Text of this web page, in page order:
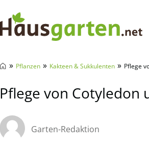
» Pflanzen » Kakteen & Sukkulenten » Pflege
Pflege von
Garten-Redaktion